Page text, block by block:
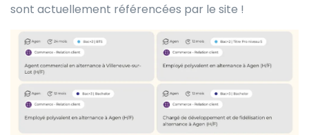
sont actuellement référencées par le site !